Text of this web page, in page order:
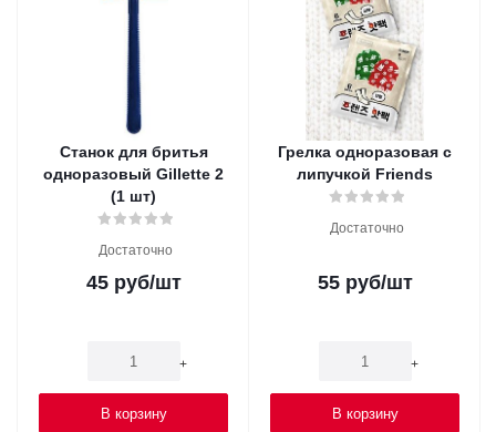
Станок для бритья
одноразовый Gillette 2
(1 шт)
Достаточно
45руб/шт
+
В корзину
Грелка одноразовая c
липучкой Friends
Достаточно
55руб/шт
+
В корзину